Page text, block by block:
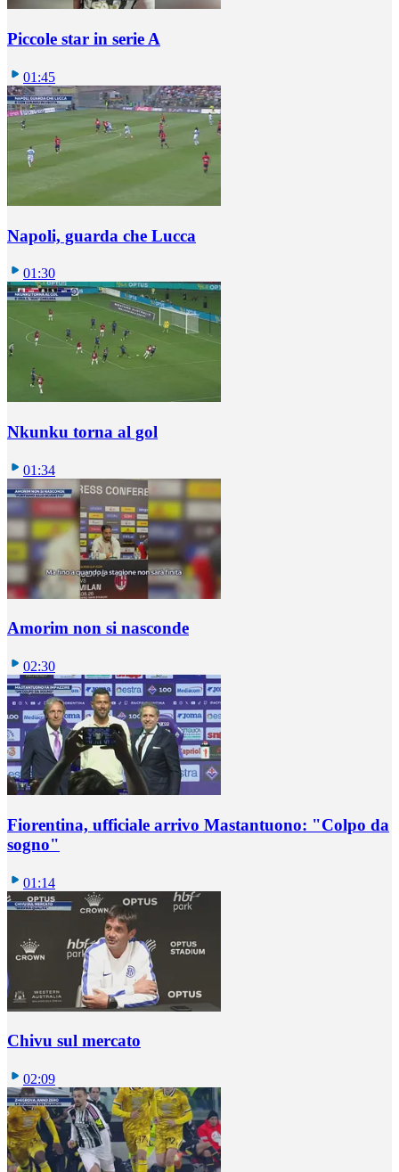
Piccole star in serie A
01:45
Napoli, guarda che Lucca
01:30
Nkunku torna al gol
01:34
Amorim non si nasconde
02:30
Fiorentina, ufficiale arrivo Mastantuono: "Colpo da
sogno"
01:14
Chivu sul mercato
02:09